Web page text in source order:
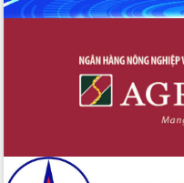
Xây dựng nền hành chính số đồng
Giai đoạn 2026-2030, Đắk Lắk phấn
đấu có 77% xã đạt chuẩn nông thôn
Chuyển đổi số 'mở đường' cho nông
Triển khai đồng bộ đo đạc, lập hồ sơ
địa chính, hoàn thiện cơ sở dữ liệu đất